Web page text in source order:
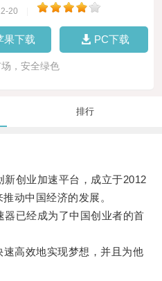
20
果下载 PC下载
，安全绿色
排行
创业加速平台，成立于2012
动中国经济的发展。
已经成为了中国创业者的首
高效地实现梦想，并且为他